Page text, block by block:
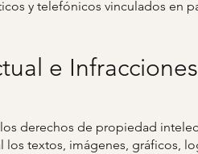
y telefónicos vinculados en
e
derechos de propiedad
los textos, imágenes, gráficos,